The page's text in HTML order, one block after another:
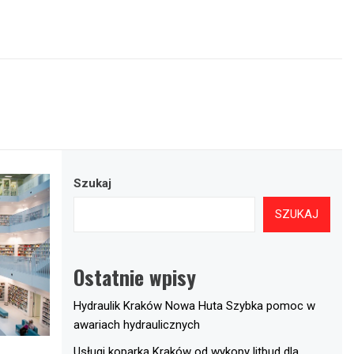
Szukaj
SZUKAJ
Ostatnie wpisy
Hydraulik Kraków Nowa Huta Szybka pomoc w
awariach hydraulicznych